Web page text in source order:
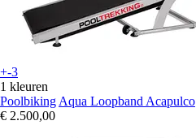
+-3
1 kleuren
Poolbiking Aqua Loopband Acapulco
€ 2.500,00